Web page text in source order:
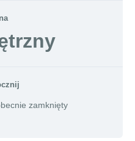
zamknięty